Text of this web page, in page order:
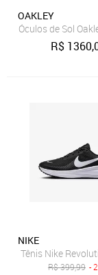
OAKLEY
Óculos de Sol
R$
NIKE
Tênis Nike
R$399,99 -